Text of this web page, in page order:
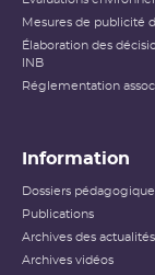
Mesures de publicité
Élaboration des
INB
Réglementation
Information
Dossiers
Publications
Archives des actualités
Archives vidéos